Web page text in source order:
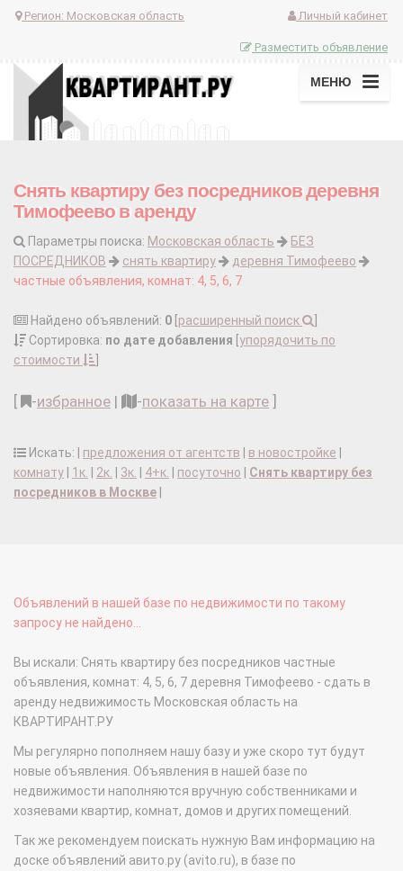
Регион: Московская область Личный кабинет
Разместить объявление
МЕНЮ
Снять квартиру без посредников деревня
Тимофеево в аренду
Параметры поиска: Московская область
БЕЗ
ПОСРЕДНИКОВ
снять квартиру
деревня Тимофеево
частные объявления, комнат: 4, 5, 6, 7
Найдено объявлений: 0 расширенный поиск
Сортировка: по дате добавления упорядочить по
стоимости
-избранное | -показать на карте
Искать: | предложения от агентств в новостройке
комнату
1к. 2к. 3к. 4+к. посуточно
Снять квартиру без
посредников в Москве
Объявлений в нашей базе по недвижимости по такому
запросу не найдено...
Вы искали: Снять квартиру без посредников частные
объявления, комнат: 4, 5, 6, 7 деревня Тимофеево - сдать в
аренду недвижимость Московская область на
КВАРТИРАНТ.РУ
Мы регулярно пополняем нашу базу и уже скоро тут будут
новые объявления. Объявления в нашей базе по
недвижимости наполняются вручную собственниками и
хозяевами квартир, комнат, домов и других помещений.
Так же рекомендуем поискать нужную Вам информацию на
доске объявлений авито.ру (avito.ru), в базе по